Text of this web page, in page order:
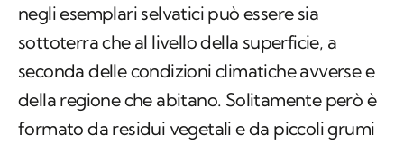
negli esemplari selvatici può essere sia
sottoterra che al livello della superficie, a
seconda delle condizioni climatiche avverse e
della regione che abitano. Solitamente però è
formato da residui vegetali e da piccoli grumi